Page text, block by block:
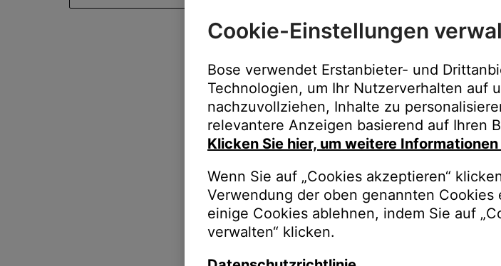
Cookie-Einstellungen
Bose verwendet Erstanbieter- und
Technologien, um Ihr Nutzerverhalten auf
nachzuvollziehen, Inhalte zu
relevantere Anzeigen basierend auf Ihren
Klicken Sie hier, um weitere
Wenn Sie auf „Cookies akzeptieren“
Verwendung der oben genannten
einige Cookies ablehnen, indem Sie auf
verwalten“ klicken.